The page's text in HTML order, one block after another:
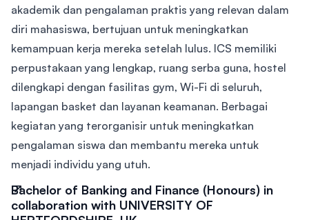
akademik dan pengalaman praktis yang relevan dalam
diri mahasiswa, bertujuan untuk meningkatkan
kemampuan kerja mereka setelah lulus. ICS memiliki
perpustakaan yang lengkap, ruang serba guna, hostel
dilengkapi dengan fasilitas gym, Wi-Fi di seluruh,
lapangan basket dan layanan keamanan. Berbagai
kegiatan yang terorganisir untuk meningkatkan
pengalaman siswa dan membantu mereka untuk
menjadi individu yang utuh.
Bachelor of Banking and Finance (Honours) in
collaboration with UNIVERSITY OF